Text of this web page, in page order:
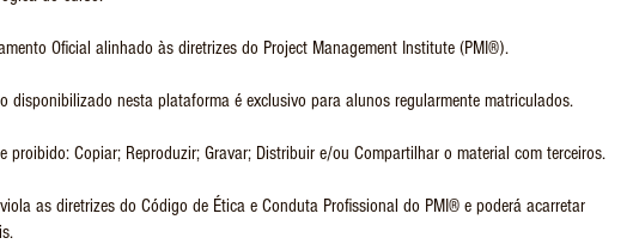
Oficial alinhado às diretrizes do Project Management Institute (PMI®).
disponibilizado nesta plataforma é exclusivo para alunos regularmente matriculados.
proibido: Copiar; Reproduzir; Gravar; Distribuir e/ou Compartilhar o material com terceiros.
as diretrizes do Código de Ética e Conduta Profissional do PMI® e poderá acarretar